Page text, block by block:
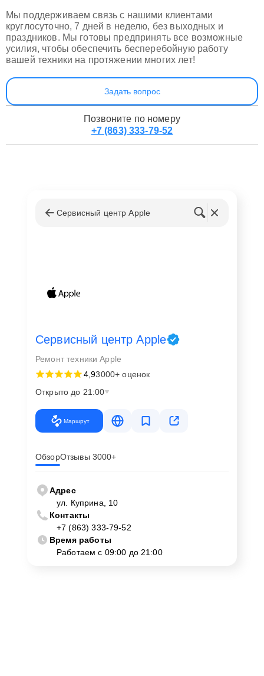
Мы поддерживаем связь с нашими клиентами
круглосуточно, 7 дней в неделю, без выходных и
праздников. Мы готовы предпринять все возможные
усилия, чтобы обеспечить бесперебойную работу
вашей техники на протяжении многих лет!
Задать вопрос
Позвоните по номеру
+7 (863) 333-79-52
Сервисный центр Apple
Сервисный центр Apple
Ремонт техники Apple
4,93000+ оценок
Открыто до 21:00
Маршрут
ОбзорОтзывы 3000+
Адрес
ул. Куприна, 10
Контакты
+7 (863) 333-79-52
Время работы
Работаем с 09:00 до 21:00